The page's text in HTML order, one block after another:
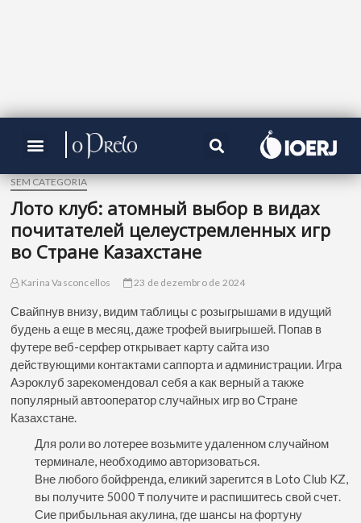
SEM CATEGORIA
Лото клуб: атомный выбор в видах
почитателей целеустремленных игр
во Стране Казахстане
Karina Vasconcellos 23 de dezembro de 2024
Свайпнув внизу, видим таблицы с розыгрышами в идущий
будень а еще в месяц, даже трофей выигрышей. Попав в
футере веб-серфер открывает карту сайта изо
действующими контактами саппорта и администрации. Игра
Аэроклуб зарекомендовал себя а как верный а также
популярный автооператор случайных игр во Стране
Казахстане.
Для роли во лотерее возьмите удаленном случайном
терминале, необходимо авторизоваться.
Вне любого бойфренда, еликий зарегится в Loto Club KZ,
вы получите 5000 ₸ получите и распишитесь свой счет.
Сие прибыльная акулина, где шансы на фортуну